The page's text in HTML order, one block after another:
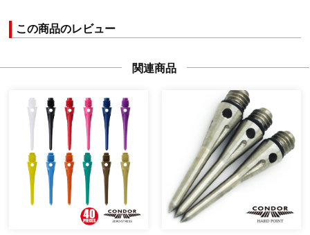
この商品のレビュー
関連商品